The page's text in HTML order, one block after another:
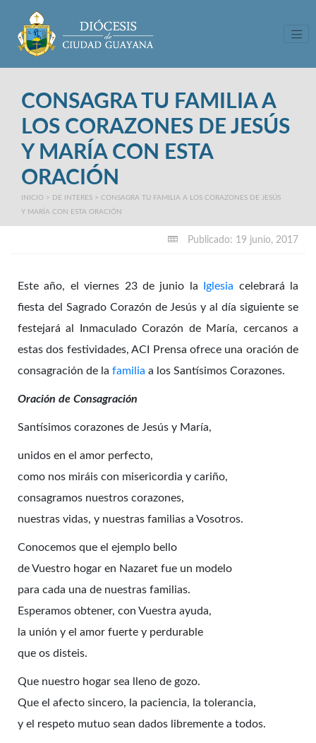
CONSAGRA TU FAMILIA A
LOS CORAZONES DE JESÚS
Y MARÍA CON ESTA
ORACIÓN
INICIO > DE INTERES > CONSAGRA TU FAMILIA A LOS CORAZONES DE JESÚS
Y MARÍA CON ESTA ORACIÓN
Publicado: 19 junio, 2017
Este año, el viernes 23 de junio la Iglesia celebrará la
fiesta del Sagrado Corazón de Jesús y al día siguiente se
festejará al Inmaculado Corazón de María, cercanos a
estas dos festividades, ACI Prensa ofrece una oración de
consagración de la familia a los Santísimos Corazones.
Oración de Consagración
Santísimos corazones de Jesús y María,
unidos en el amor perfecto,
como nos miráis con misericordia y cariño,
consagramos nuestros corazones,
nuestras vidas, y nuestras familias a Vosotros.
Conocemos que el ejemplo bello
de Vuestro hogar en Nazaret fue un modelo
para cada una de nuestras familias.
Esperamos obtener, con Vuestra ayuda,
la unión y el amor fuerte y perdurable
que os disteis.
Que nuestro hogar sea lleno de gozo.
Que el afecto sincero, la paciencia, la tolerancia,
y el respeto mutuo sean dados libremente a todos.